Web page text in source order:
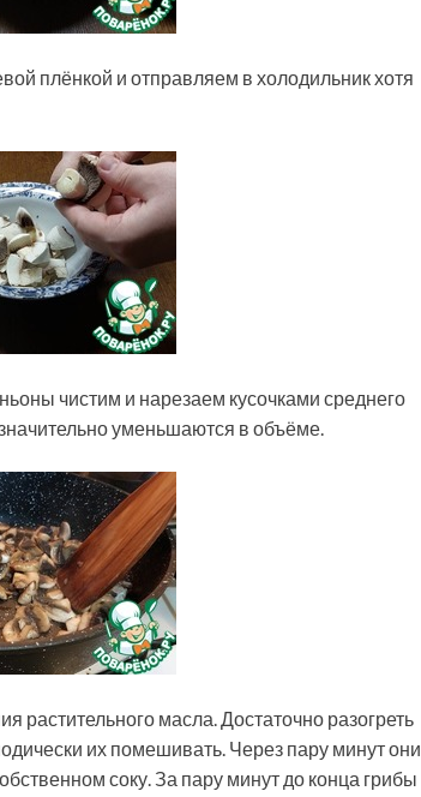
плёнкой и отправляем в холодильник хотя
чистим и нарезаем кусочками среднего
уменьшаются в объёме.
масла. Достаточно разогреть
их помешивать. Через пару минут они
соку. За пару минут до конца грибы